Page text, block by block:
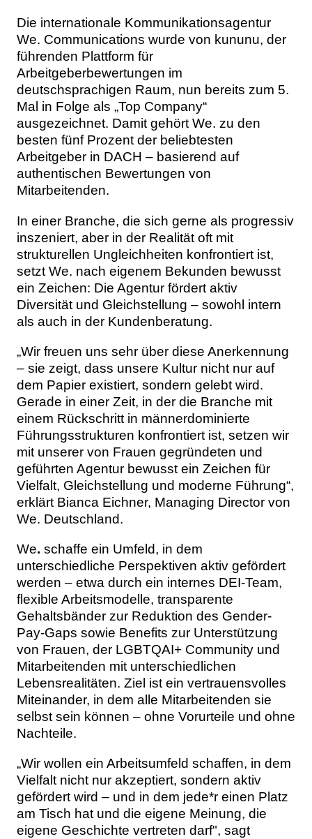
Die internationale Kommunikationsagentur
We. Communications wurde von kununu, der
führenden Plattform für
Arbeitgeberbewertungen im
deutschsprachigen Raum, nun bereits zum 5.
Mal in Folge als „Top Company“
ausgezeichnet. Damit gehört We. zu den
besten fünf Prozent der beliebtesten
Arbeitgeber in DACH – basierend auf
authentischen Bewertungen von
Mitarbeitenden.
In einer Branche, die sich gerne als progressiv
inszeniert, aber in der Realität oft mit
strukturellen Ungleichheiten konfrontiert ist,
setzt We. nach eigenem Bekunden bewusst
ein Zeichen: Die Agentur fördert aktiv
Diversität und Gleichstellung – sowohl intern
als auch in der Kundenberatung.
„Wir freuen uns sehr über diese Anerkennung
– sie zeigt, dass unsere Kultur nicht nur auf
dem Papier existiert, sondern gelebt wird.
Gerade in einer Zeit, in der die Branche mit
einem Rückschritt in männerdominierte
Führungsstrukturen konfrontiert ist, setzen wir
mit unserer von Frauen gegründeten und
geführten Agentur bewusst ein Zeichen für
Vielfalt, Gleichstellung und moderne Führung“,
erklärt Bianca Eichner, Managing Director von
We. Deutschland.
We. schaffe ein Umfeld, in dem
unterschiedliche Perspektiven aktiv gefördert
werden – etwa durch ein internes DEI-Team,
flexible Arbeitsmodelle, transparente
Gehaltsbänder zur Reduktion des Gender-
Pay-Gaps sowie Benefits zur Unterstützung
von Frauen, der LGBTQAI+ Community und
Mitarbeitenden mit unterschiedlichen
Lebensrealitäten. Ziel ist ein vertrauensvolles
Miteinander, in dem alle Mitarbeitenden sie
selbst sein können – ohne Vorurteile und ohne
Nachteile.
„Wir wollen ein Arbeitsumfeld schaffen, in dem
Vielfalt nicht nur akzeptiert, sondern aktiv
gefördert wird – und in dem jede*r einen Platz
am Tisch hat und die eigene Meinung, die
eigene Geschichte vertreten darf", sagt